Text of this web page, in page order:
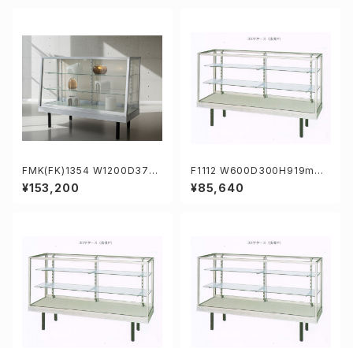
FMK(FK)1354 W1200D375/
450H919mm業務用傾斜ガラ
スケース ショーケース
¥153,200
F1112 W600D300H919mm
業務用ガラスケース ショーケー
ス
¥85,640